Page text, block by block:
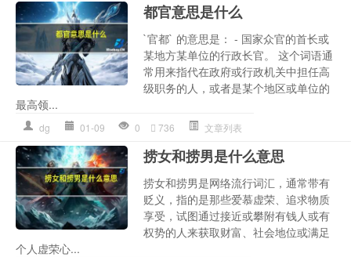
都官意思是什么
`官都` 的意思是： - 国家众官的首长或
某地方某单位的行政长官。 这个词语通
常用来指代在政府或行政机关中担任高
级职务的人，或者是某个地区或单位的
最高领...
dg 01-09 0 736 文章列表
捞女和捞男是什么意思
捞女和捞男是网络流行词汇，通常带有
贬义，指的是那些爱慕虚荣、追求物质
享受，试图通过接近或攀附有钱人或有
权势的人来获取财富、社会地位或满足
个人虚荣心...